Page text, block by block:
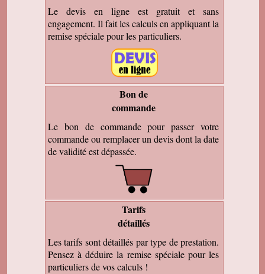
Le devis en ligne est gratuit et sans
engagement. Il fait les calculs en appliquant la
remise spéciale pour les particuliers.
Bon de
commande
Le bon de commande pour passer votre
commande ou remplacer un devis dont la date
de validité est dépassée.
Tarifs
détaillés
Les tarifs sont détaillés par type de prestation.
Pensez à déduire la remise spéciale pour les
particuliers de vos calculs !